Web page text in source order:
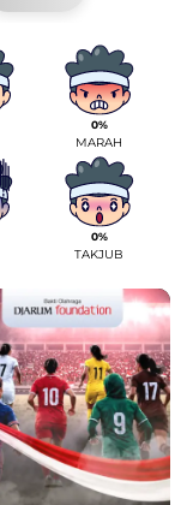
0%
MARAH
0%
TAKJUB